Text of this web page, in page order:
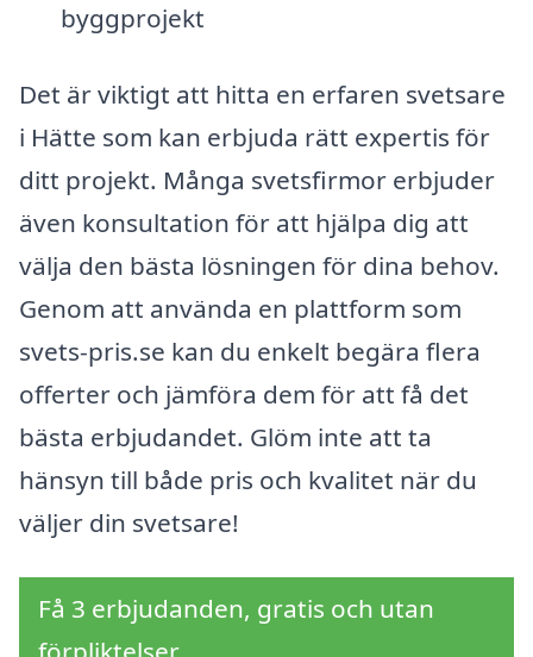
byggprojekt
Det är viktigt att hitta en erfaren svetsare
i Hätte som kan erbjuda rätt expertis för
ditt projekt. Många svetsfirmor erbjuder
även konsultation för att hjälpa dig att
välja den bästa lösningen för dina behov.
Genom att använda en plattform som
svets-pris.se kan du enkelt begära flera
offerter och jämföra dem för att få det
bästa erbjudandet. Glöm inte att ta
hänsyn till både pris och kvalitet när du
väljer din svetsare!
Få 3 erbjudanden, gratis och utan